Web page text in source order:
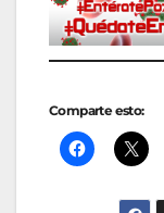
Comparte esto: